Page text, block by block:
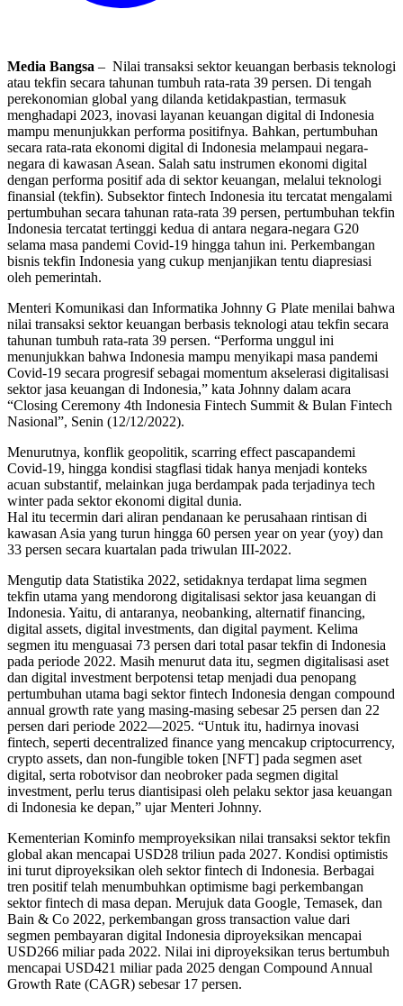
Media Bangsa – Nilai transaksi sektor keuangan berbasis teknologi
atau tekfin secara tahunan tumbuh rata-rata 39 persen. Di tengah
perekonomian global yang dilanda ketidakpastian, termasuk
menghadapi 2023, inovasi layanan keuangan digital di Indonesia
mampu menunjukkan performa positifnya. Bahkan, pertumbuhan
secara rata-rata ekonomi digital di Indonesia melampaui negara-
negara di kawasan Asean. Salah satu instrumen ekonomi digital
dengan performa positif ada di sektor keuangan, melalui teknologi
finansial (tekfin). Subsektor fintech Indonesia itu tercatat mengalami
pertumbuhan secara tahunan rata-rata 39 persen, pertumbuhan tekfin
Indonesia tercatat tertinggi kedua di antara negara-negara G20
selama masa pandemi Covid-19 hingga tahun ini. Perkembangan
bisnis tekfin Indonesia yang cukup menjanjikan tentu diapresiasi
oleh pemerintah.
Menteri Komunikasi dan Informatika Johnny G Plate menilai bahwa
nilai transaksi sektor keuangan berbasis teknologi atau tekfin secara
tahunan tumbuh rata-rata 39 persen. “Performa unggul ini
menunjukkan bahwa Indonesia mampu menyikapi masa pandemi
Covid-19 secara progresif sebagai momentum akselerasi digitalisasi
sektor jasa keuangan di Indonesia,” kata Johnny dalam acara
“Closing Ceremony 4th Indonesia Fintech Summit & Bulan Fintech
Nasional”, Senin (12/12/2022).
Menurutnya, konflik geopolitik, scarring effect pascapandemi
Covid-19, hingga kondisi stagflasi tidak hanya menjadi konteks
acuan substantif, melainkan juga berdampak pada terjadinya tech
winter pada sektor ekonomi digital dunia.
Hal itu tecermin dari aliran pendanaan ke perusahaan rintisan di
kawasan Asia yang turun hingga 60 persen year on year (yoy) dan
33 persen secara kuartalan pada triwulan III-2022.
Mengutip data Statistika 2022, setidaknya terdapat lima segmen
tekfin utama yang mendorong digitalisasi sektor jasa keuangan di
Indonesia. Yaitu, di antaranya, neobanking, alternatif financing,
digital assets, digital investments, dan digital payment. Kelima
segmen itu menguasai 73 persen dari total pasar tekfin di Indonesia
pada periode 2022. Masih menurut data itu, segmen digitalisasi aset
dan digital investment berpotensi tetap menjadi dua penopang
pertumbuhan utama bagi sektor fintech Indonesia dengan compound
annual growth rate yang masing-masing sebesar 25 persen dan 22
persen dari periode 2022—2025. “Untuk itu, hadirnya inovasi
fintech, seperti decentralized finance yang mencakup criptocurrency,
crypto assets, dan non-fungible token [NFT] pada segmen aset
digital, serta robotvisor dan neobroker pada segmen digital
investment, perlu terus diantisipasi oleh pelaku sektor jasa keuangan
di Indonesia ke depan,” ujar Menteri Johnny.
Kementerian Kominfo memproyeksikan nilai transaksi sektor tekfin
global akan mencapai USD28 triliun pada 2027. Kondisi optimistis
ini turut diproyeksikan oleh sektor fintech di Indonesia. Berbagai
tren positif telah menumbuhkan optimisme bagi perkembangan
sektor fintech di masa depan. Merujuk data Google, Temasek, dan
Bain & Co 2022, perkembangan gross transaction value dari
segmen pembayaran digital Indonesia diproyeksikan mencapai
USD266 miliar pada 2022. Nilai ini diproyeksikan terus bertumbuh
mencapai USD421 miliar pada 2025 dengan Compound Annual
Growth Rate (CAGR) sebesar 17 persen.